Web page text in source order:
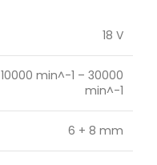
18 V
10000 min^-1 – 30000
min^-1
6 + 8 mm